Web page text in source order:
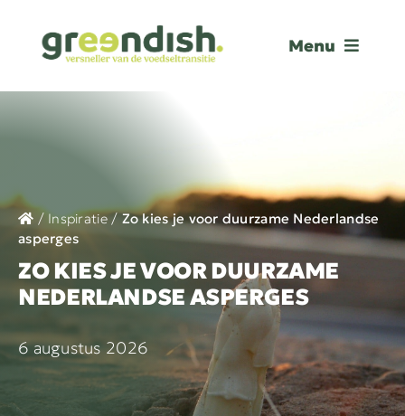
inhoud
Menu
OVER GREENDISH
CONTACT
MENUKAART
GREENDISH GUIDELINES
AFSPRAAK MAKEN
/ Inspiratie/Zo kies je voor duurzame Nederlandse
asperges
ZO KIES JE VOOR DUURZAME
NEDERLANDSE ASPERGES
6 augustus 2026